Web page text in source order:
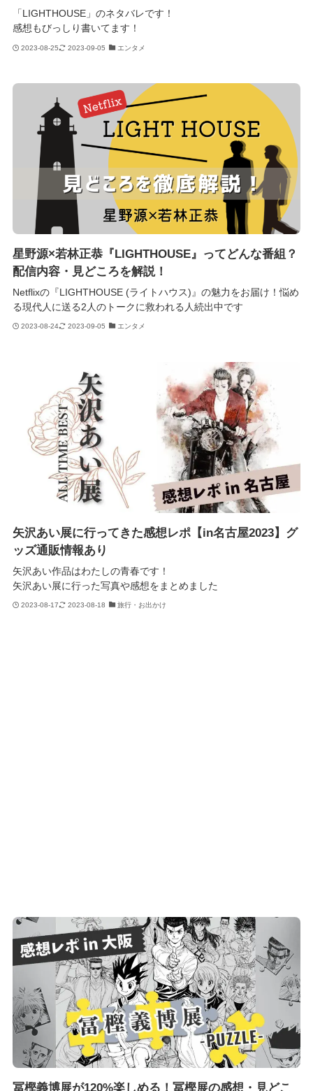
「LIGHTHOUSE」のネタバレです！
感想もびっしり書いてます！
2023-08-25 2023-09-05 エンタメ
星野源×若林正恭『LIGHTHOUSE』ってどんな番組？
配信内容・見どころを解説！
Netflixの『LIGHTHOUSE (ライトハウス)』の魅力をお届け！悩め
る現代人に送る2人のトークに救われる人続出中です
2023-08-24 2023-09-05 エンタメ
矢沢あい展に行ってきた感想レポ【in名古屋2023】グ
ッズ通販情報あり
矢沢あい作品はわたしの青春です！
矢沢あい展に行った写真や感想をまとめました
2023-08-17 2023-08-18 旅行・お出かけ
冨樫義博展が120%楽しめる！冨樫展の感想・見どこ